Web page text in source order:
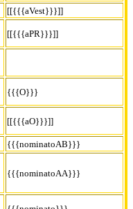
[[{{{aVest}}}]]
[[{{{aPR}}}]]
{{{O}}}
[[{{{aO}}}]]
{{{nominatoAB}}}
{{{nominatoAA}}}